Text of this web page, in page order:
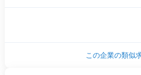
この企業の類似